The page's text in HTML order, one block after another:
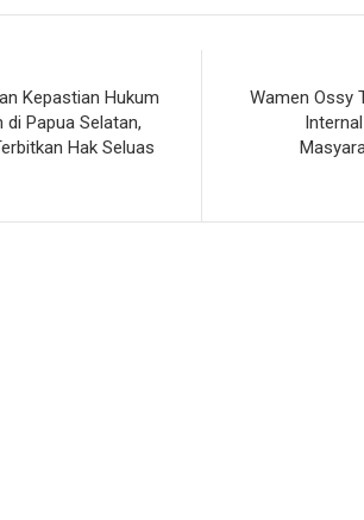
Kepastian Hukum
Papua Selatan,
Hak Seluas
Wamen Ossy